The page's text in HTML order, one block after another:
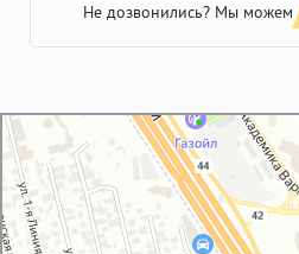
Не дозвонились? Мы можем
GM-City&VAG-Repair
Автосервис, автотехцентр в Москве
Магазин автозапчастей и автотоваров в Москве